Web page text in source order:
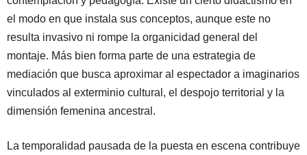
el modo en que instala sus conceptos, aunque este no
resulta invasivo ni rompe la organicidad general del
montaje. Más bien forma parte de una estrategia de
mediación que busca aproximar al espectador a imaginarios
vinculados al exterminio cultural, el despojo territorial y la
dimensión femenina ancestral.
La temporalidad pausada de la puesta en escena contribuye